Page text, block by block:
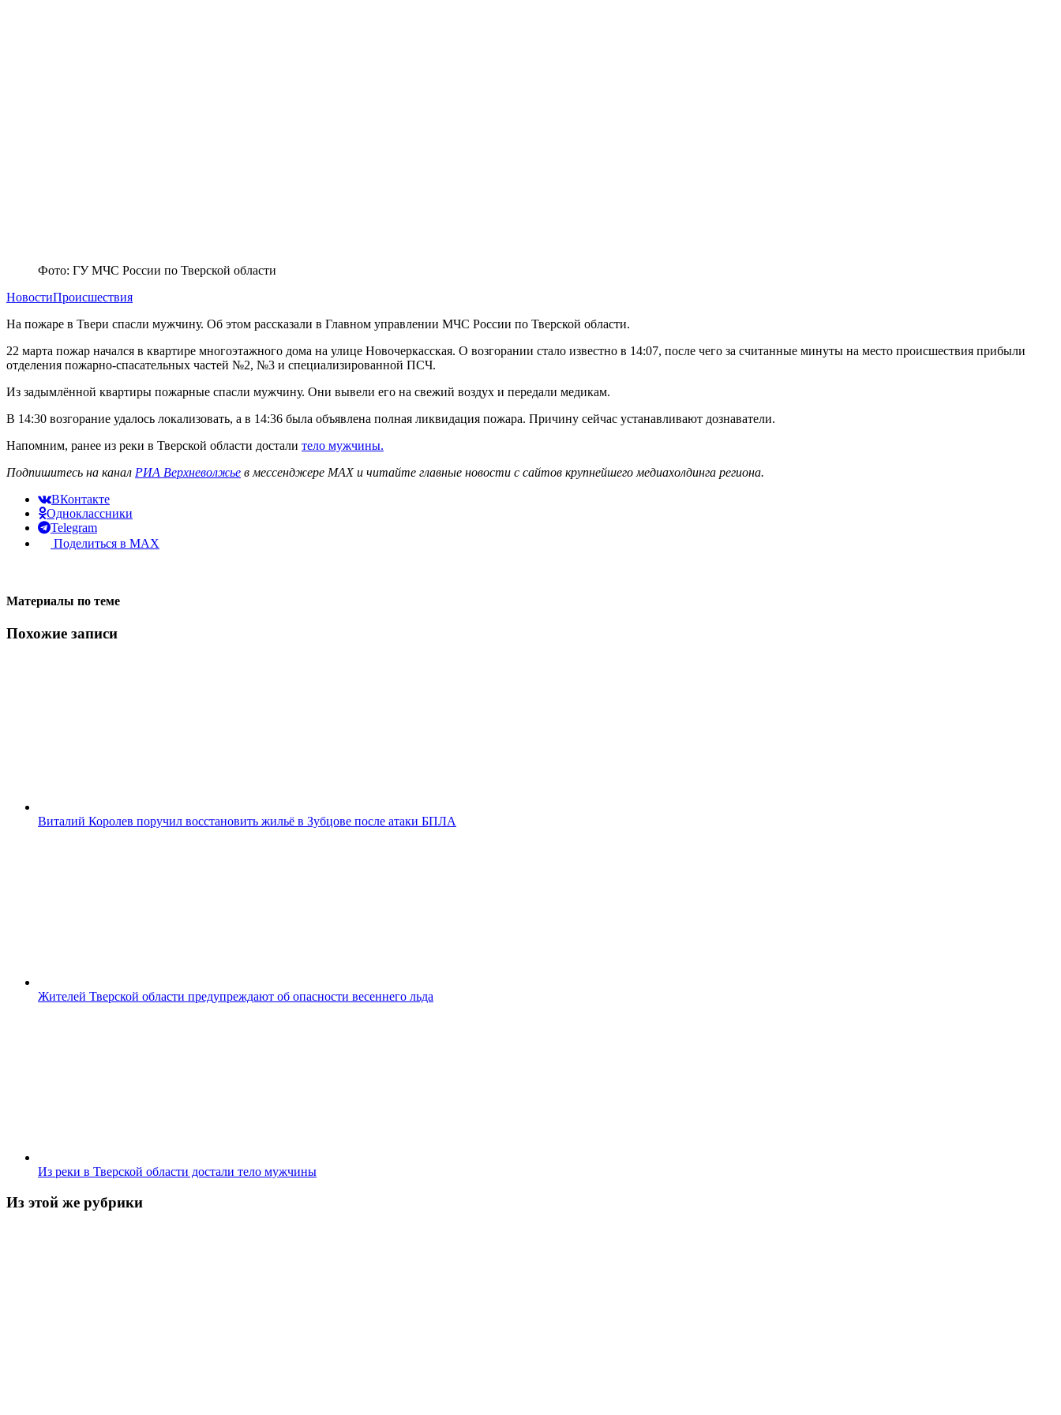
Фото: ГУ МЧС России по Тверской области
НовостиПроисшествия
На пожаре в Твери спасли мужчину. Об этом рассказали в Главном управлении МЧС России по Тверской области.
22 марта пожар начался в квартире многоэтажного дома на улице Новочеркасская. О возгорании стало известно в 14:07, после чего за считанные минуты на место происшествия прибыли
отделения пожарно-спасательных частей №2, №3 и специализированной ПСЧ.
Из задымлённой квартиры пожарные спасли мужчину. Они вывели его на свежий воздух и передали медикам.
В 14:30 возгорание удалось локализовать, а в 14:36 была объявлена полная ликвидация пожара. Причину сейчас устанавливают дознаватели.
Напомним, ранее из реки в Тверской области достали тело мужчины.
Подпишитесь на канал РИА Верхневолжье в мессенджере MAX и читайте главные новости с сайтов крупнейшего медиахолдинга региона.
ВКонтакте
Одноклассники
Telegram
Поделиться в MAX
Материалы по теме
Похожие записи
Виталий Королев поручил восстановить жильё в Зубцове после атаки БПЛА
Жителей Тверской области предупреждают об опасности весеннего льда
Из реки в Тверской области достали тело мужчины
Из этой же рубрики